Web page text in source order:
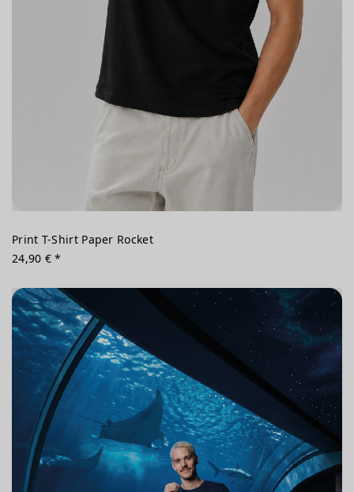
Print T-Shirt Paper Rocket
24,90 € *